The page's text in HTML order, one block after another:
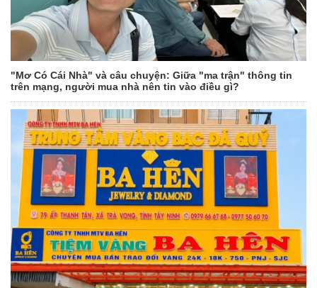
"Mơ Có Cái Nhà" và câu chuyện: Giữa "ma trận" thông tin
trên mạng, người mua nhà nên tin vào điều gì?